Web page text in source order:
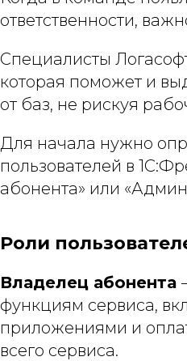
ответственности,
Специалисты
которая поможет и
от баз, не рискуя
Для начала нужно
пользователей в
абонента» или
Роли
Владелец абонента
функциям сервиса,
приложениями и
всего сервиса.